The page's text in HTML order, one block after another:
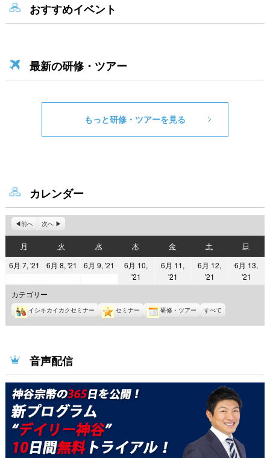
おすすめイベント
最新の研修・ツアー
もっと研修・ツアーを見る
カレンダー
前へ 次へ
月
曜
日
火
曜
日
水水
曜
日
木
曜
日
金金
曜
日
土
曜
日
日
曜
日
6月 7, '21
2021
6
月
7
日
6月 8, '21
2021
月
8
日
6月 9, '21
2021
月
9
日
6月 10,
'21
6
月
10
6月 11,
'21
6
月
11
6月 12,
'21
6
月
12
6月 13,
'21
13
カテゴリー
イシキカイカクセミナー セミナー 研修・ツアー すべて
音声配信